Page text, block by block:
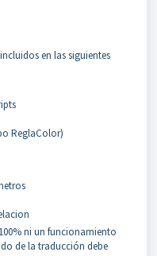
en las siguientes
ReglaColor)
ni un funcionamiento
de la traducción debe